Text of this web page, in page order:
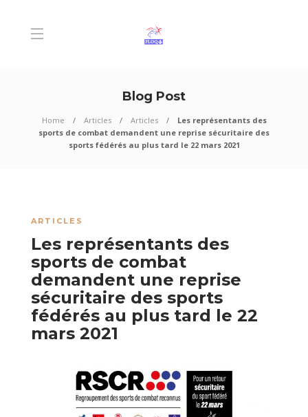
Blog Post
Home Articles Articles
Les représentants des
sports de combat demandent une reprise sécuritaire des
sports fédérés au plus tard le 22 mars 2021
ARTICLES
Les représentants des
sports de combat
demandent une reprise
sécuritaire des sports
fédérés au plus tard le 22
mars 2021